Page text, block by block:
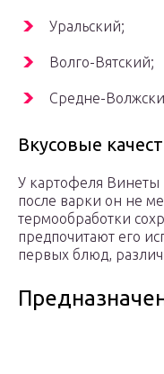
Уральский;
Волго-Вятский;
Средне-
Вкусовые
У картофеля
после варки он не
термообработки
предпочитают его
первых блюд,